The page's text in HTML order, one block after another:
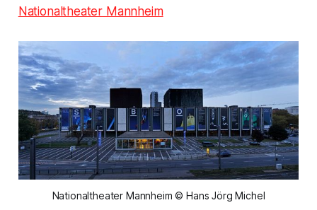
Nationaltheater Mannheim
Nationaltheater Mannheim © Hans Jörg Michel